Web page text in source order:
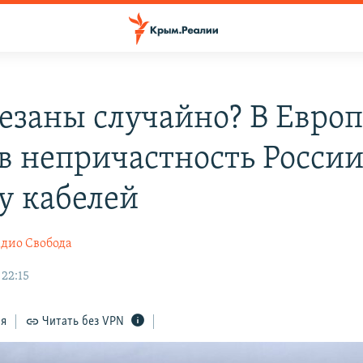
случайно? В
непричастность
кабелей
Свобода
Читать без VPN